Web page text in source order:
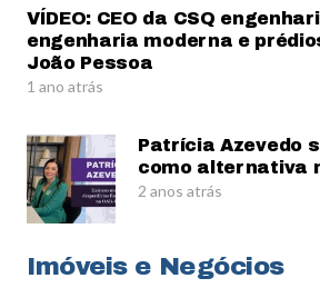
VÍDEO: CEO da CSQ
engenharia moderna e
João Pessoa
1 ano atrás
Patrícia Azevedo
como alternativa
2 anos atrás
Imóveis e Negócios